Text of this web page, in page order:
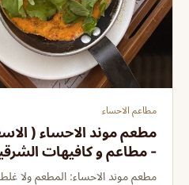
مطاعم الاحساء
مطعم موند الاحساء (
- مطاعم و كافيهات
مطعم موند الاحساء: المطعم ولا